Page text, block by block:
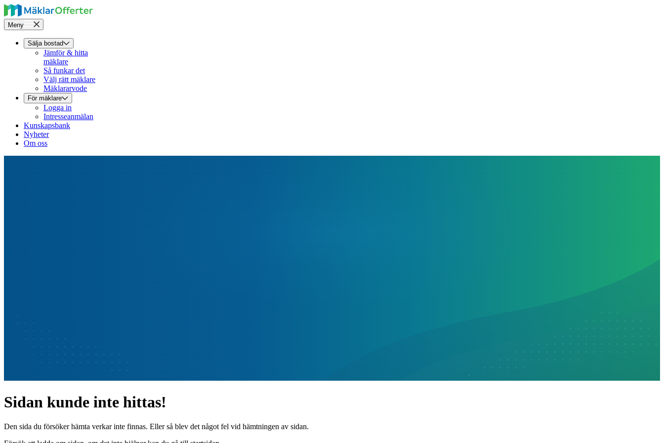
Meny
Sälja bostad
Jämför & hitta
mäklare
Så funkar det
Välj rätt mäklare
Mäklararvode
För mäklare
Logga in
Intresseanmälan
Kunskapsbank
Nyheter
Om oss
Sidan kunde inte hittas!
Den sida du försöker hämta verkar inte finnas. Eller så blev det något fel vid hämtningen av sidan.